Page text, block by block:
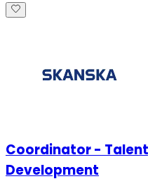
Coordinator -
Development